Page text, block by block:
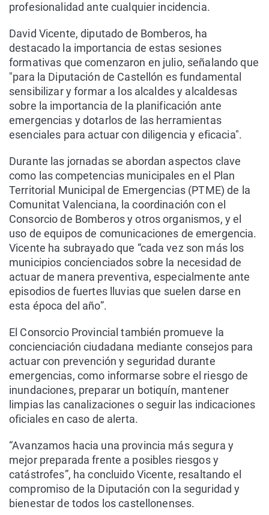
profesionalidad ante cualquier incidencia.
David Vicente, diputado de Bomberos, ha
destacado la importancia de estas sesiones
formativas que comenzaron en julio, señalando que
"para la Diputación de Castellón es fundamental
sensibilizar y formar a los alcaldes y alcaldesas
sobre la importancia de la planificación ante
emergencias y dotarlos de las herramientas
esenciales para actuar con diligencia y eficacia".
Durante las jornadas se abordan aspectos clave
como las competencias municipales en el Plan
Territorial Municipal de Emergencias (PTME) de la
Comunitat Valenciana, la coordinación con el
Consorcio de Bomberos y otros organismos, y el
uso de equipos de comunicaciones de emergencia.
Vicente ha subrayado que “cada vez son más los
municipios concienciados sobre la necesidad de
actuar de manera preventiva, especialmente ante
episodios de fuertes lluvias que suelen darse en
esta época del año”.
El Consorcio Provincial también promueve la
concienciación ciudadana mediante consejos para
actuar con prevención y seguridad durante
emergencias, como informarse sobre el riesgo de
inundaciones, preparar un botiquín, mantener
limpias las canalizaciones o seguir las indicaciones
oficiales en caso de alerta.
“Avanzamos hacia una provincia más segura y
mejor preparada frente a posibles riesgos y
catástrofes”, ha concluido Vicente, resaltando el
compromiso de la Diputación con la seguridad y
bienestar de todos los castellonenses.